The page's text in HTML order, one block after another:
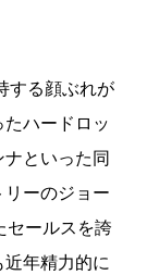
する顔ぶれが
ハードロッ
といった同
ーのジョー
セールスを誇
年精力的に